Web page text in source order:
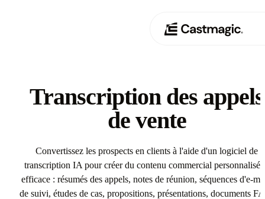
Cas d'utilisation
Tarification
04 À propos de nous
Transcription des appels
de vente
Convertissez les prospects en clients à l'aide d'un logiciel de
transcription IA pour créer du contenu commercial personnalisé
efficace : résumés des appels, notes de réunion, séquences d'e-
de suivi, études de cas, propositions, présentations, documents